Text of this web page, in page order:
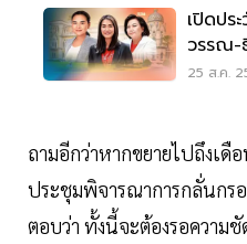
เปิดปร
วรรณ-
ครม.“เ
25 ส.ค.
ถามอีกว่าหากขยายไปถึงเดื
ประชุมพิจารณาการกลั่นกร
ตอบว่า ทั้งนี้จะต้องรอความ